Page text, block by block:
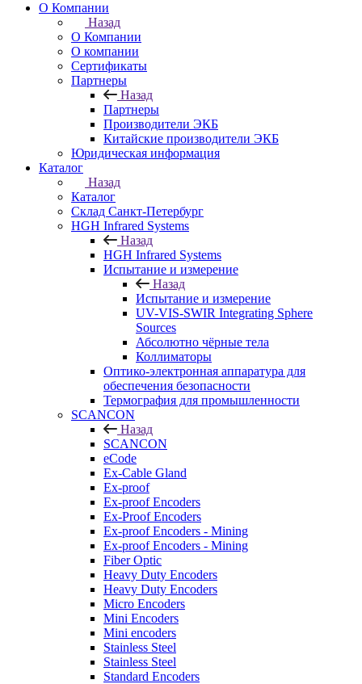
О Компании
Назад
О Компании
О компании
Сертификаты
Партнеры
Назад
Партнеры
Производители ЭКБ
Китайские производители ЭКБ
Юридическая информация
Каталог
Назад
Каталог
Cклад Санкт-Петербург
HGH Infrared Systems
Назад
HGH Infrared Systems
Испытание и измерение
Назад
Испытание и измерение
UV-VIS-SWIR Integrating Sphere
Sources
Абсолютно чёрные тела
Коллиматоры
Оптико-электронная аппаратура для
обеспечения безопасности
Термография для промышленности
SCANCON
Назад
SCANCON
eCode
Ex-Cable Gland
Ex-proof
Ex-proof Encoders
Ex-Proof Encoders
Ex-proof Encoders - Mining
Ex-proof Encoders - Mining
Fiber Optic
Heavy Duty Encoders
Heavy Duty Encoders
Micro Encoders
Mini Encoders
Mini encoders
Stainless Steel
Stainless Steel
Standard Encoders